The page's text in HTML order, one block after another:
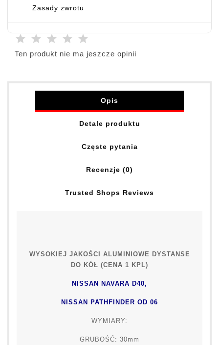
Zasady zwrotu
Ten produkt nie ma jeszcze opinii
Opis
Detale produktu
Częste pytania
Recenzje (0)
Trusted Shops Reviews
WYSOKIEJ JAKOŚCI ALUMINIOWE DYSTANSE
DO KÓŁ (CENA 1 KPL)
NISSAN NAVARA D40,
NISSAN PATHFINDER OD 06
WYMIARY:
GRUBOŚĆ: 30mm